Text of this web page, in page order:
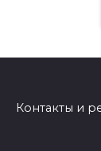
Контакты и